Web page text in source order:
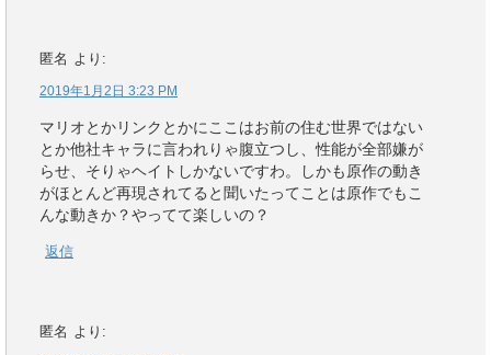
匿名 より:
2019年1月2日 3:23 PM
マリオとかリンクとかにここはお前の住む世界ではない
とか他社キャラに言われりゃ腹立つし、性能が全部嫌が
らせ、そりゃヘイトしかないですわ。しかも原作の動き
がほとんど再現されてると聞いたってことは原作でもこ
んな動きか？やってて楽しいの？
返信
匿名 より: